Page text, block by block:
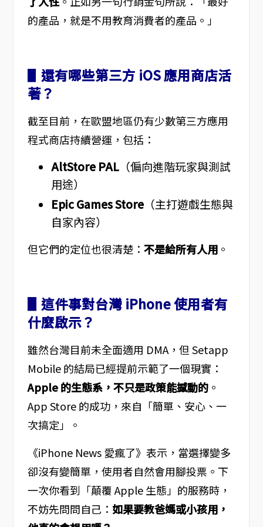
的產品，就是不用教育消費者的產品。」
▋ 還有哪些第三方 iOS 應用商店活
著？
截至目前，在歐盟地區仍有少數第三方應用
程式商店持續營運，包括：
AltStore PAL（偏向進階玩家與測試
用途）
Epic Games Store（主打遊戲生態與
自家內容）
但它們的定位也很清楚： 不是給所有人用。
▋這件事對台灣 iPhone 使用者有
什麼啟示？
雖然台灣目前未全面適用 DMA，但 Setapp
Mobile 的結局已經提前示範了一個現實：
Apple 的生態系，不只是政策能撼動的。
App Store 的成功，來自「簡單、安心、一
次搞定」。
《iPhone News 愛瘋了》表示，當選擇變多
卻沒有變簡單，使用者自然會用腳投票。下
一次你看到「顛覆 Apple 生態」的服務時，
不妨先問問自己： 如果要教爸媽或小孩用，